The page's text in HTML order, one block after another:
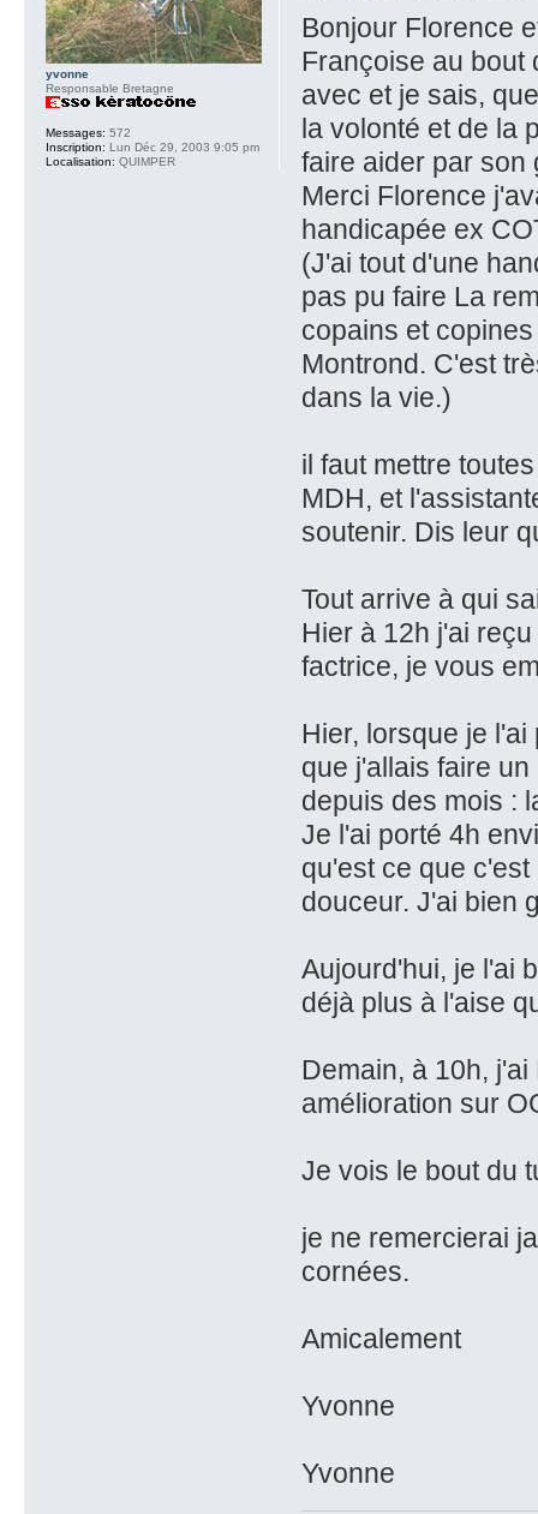
Bonjour Florence
Françoise au bout
avec et je sais,
la volonté et de la
faire aider par son
Merci Florence
handicapée ex
(J'ai tout d'une
pas pu faire La
copains et
Montrond. C'est
dans la vie.)
il faut mettre
MDH, et
soutenir. Dis leur
Tout arrive à qui
Hier à 12h j'ai
factrice, je vous
Hier, lorsque je
que j'allais faire
depuis des mois :
Je l'ai porté 4h
qu'est ce que
douceur. J'ai bien
Aujourd'hui, je l'ai
déjà plus à l'aise
Demain, à 10h,
amélioration sur
Je vois le bout du
je ne remercierai
cornées.
Amicalement
Yvonne
Yvonne
yvonne
Responsable Bretagne
Messages: 572
Inscription: Lun Déc 29, 2003 9:05 pm
Localisation: QUIMPER